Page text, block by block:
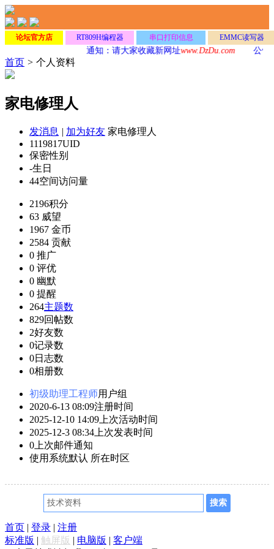
论坛官方店 RT809H编程器 串口打印信息 EMMC读写器
通知：请大家收藏新网址www.DzDu.com 公告
首页 > 个人资料
家电修理人
发消息 | 加为好友 家电修理人
1119817UID
保密性别
-生日
44空间访问量
2196积分
63 威望
1967 金币
2584 贡献
0 推广
0 评优
0 幽默
0 提醒
264主题数
829回帖数
2好友数
0记录数
0日志数
0相册数
初级助理工程师用户组
2020-6-13 08:09注册时间
2025-12-10 14:09 上次活动时间
2025-12-3 08:34 上次发表时间
0 上次邮件通知
使用系统默认 所在时区
首页 | 登录 | 注册
标准版 | 触屏版 | 电脑版 | 客户端